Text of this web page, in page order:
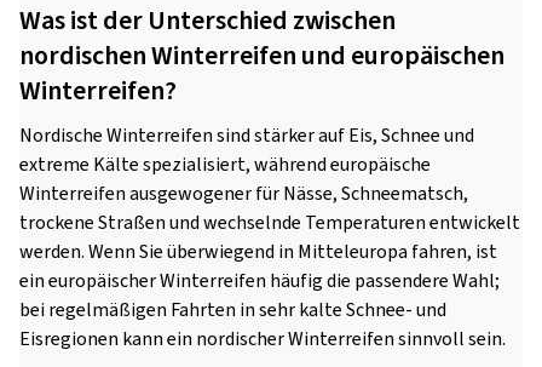
Was ist der Unterschied zwischen
nordischen Winterreifen und europäischen
Winterreifen?
Nordische Winterreifen sind stärker auf Eis, Schnee und
extreme Kälte spezialisiert, während europäische
Winterreifen ausgewogener für Nässe, Schneematsch,
trockene Straßen und wechselnde Temperaturen entwickelt
werden. Wenn Sie überwiegend in Mitteleuropa fahren, ist
ein europäischer Winterreifen häufig die passendere Wahl;
bei regelmäßigen Fahrten in sehr kalte Schnee- und
Eisregionen kann ein nordischer Winterreifen sinnvoll sein.